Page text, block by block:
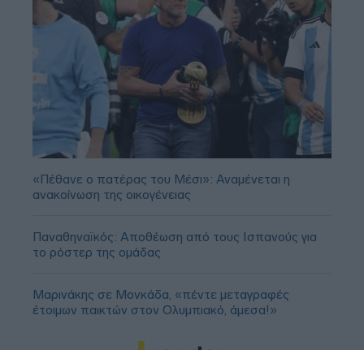
«Πέθανε ο πατέρας του Μέσι»: Αναμένεται η
ανακοίνωση της οικογένειας
Παναθηναϊκός: Αποθέωση από τους Ισπανούς για
το ρόστερ της ομάδας
Μαρινάκης σε Μονκάδα, «πέντε μεταγραφές
έτοιμων παικτών στον Ολυμπιακό, άμεσα!»